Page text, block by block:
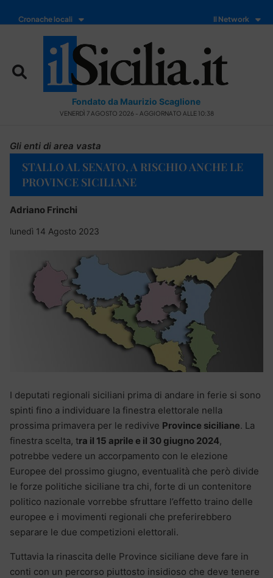
Cronache locali Il Network
Fondato da Maurizio Scaglione
VENERDÌ 7 AGOSTO 2026 - AGGIORNATO ALLE 10:38
Gli enti di area vasta
STALLO AL SENATO, A RISCHIO ANCHE LE
PROVINCE SICILIANE
Adriano Frinchi
lunedì 14 Agosto 2023
I deputati regionali siciliani prima di andare in ferie si sono
spinti fino a individuare la finestra elettorale nella
prossima primavera per le redivive Province siciliane. La
finestra scelta, tra il 15 aprile e il 30 giugno 2024,
potrebbe vedere un accorpamento con le elezione
Europee del prossimo giugno, eventualità che però divide
le forze politiche siciliane tra chi, forte di un contenitore
politico nazionale vorrebbe sfruttare l’effetto traino delle
europee e i movimenti regionali che preferirebbero
separare le due competizioni elettorali.
Tuttavia la rinascita delle Province siciliane deve fare in
conti con un percorso piuttosto insidioso che deve tenere